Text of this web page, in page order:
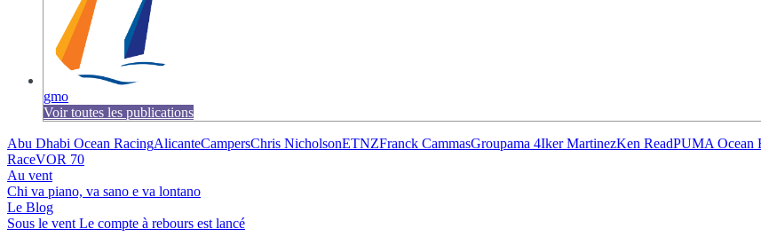
gmo
Voir toutes les publications
Abu Dhabi Ocean RacingAlicanteCampersChris NicholsonETNZFranck CammasGroupama 4Iker MartinezKen ReadPUMA Ocean
RaceVOR 70
Au vent
Chi va piano, va sano e va lontano
Le Blog
Sous le vent Le compte à rebours est lancé